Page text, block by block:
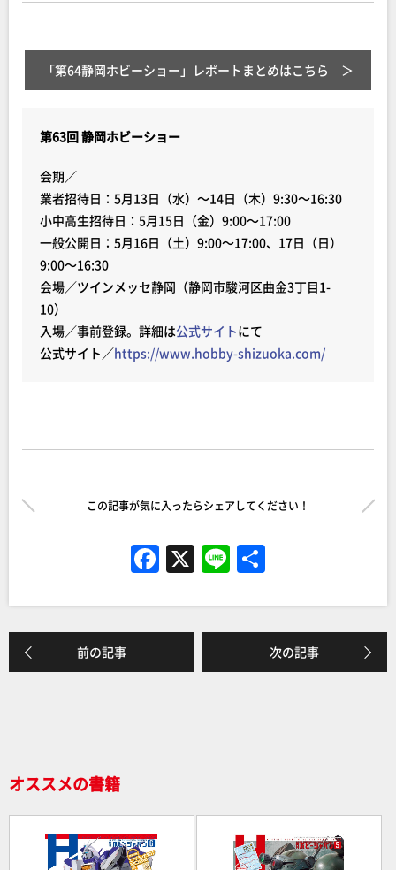
「第64静岡ホビーショー」レポートまとめはこちら
第63回 静岡ホビーショー
会期／
業者招待日：5月13日（水）～14日（木）9:30～16:30
小中高生招待日：5月15日（金）9:00～17:00
一般公開日：5月16日（土）9:00～17:00、17日（日）
9:00～16:30
会場／ツインメッセ静岡（静岡市駿河区曲金3丁目1-
10）
入場／事前登録。詳細は公式サイトにて
公式サイト／https://www.hobby-shizuoka.com/
この記事が気に入ったらシェアしてください！
F
a
c
e
b
X Li
n
e
前の記事 次の記事
オススメの書籍